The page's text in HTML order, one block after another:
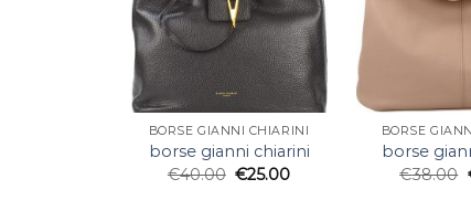
BORSE GIANNI CHIARINI
borse gianni chiarini
€40.00 €25.00
BORSE
borse
€38.00